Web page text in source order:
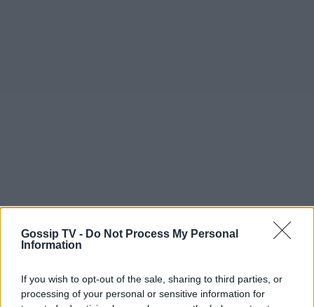
Gossip TV - Do Not Process My Personal
Information
If you wish to opt-out of the sale, sharing to third parties, or
processing of your personal or sensitive information for